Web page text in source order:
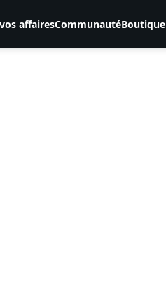
affairesCommunautéBoutique